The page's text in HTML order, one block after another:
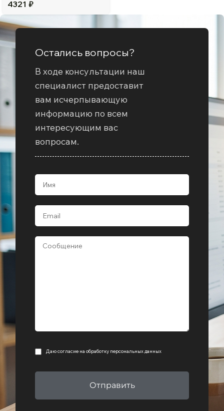
4321 ₽
Остались вопросы?
В ходе консультации наш
специалист предоставит
вам исчерпывающую
информацию по всем
интересующим вас
вопросам.
Даю согласие на обработку персональных данных
Отправить